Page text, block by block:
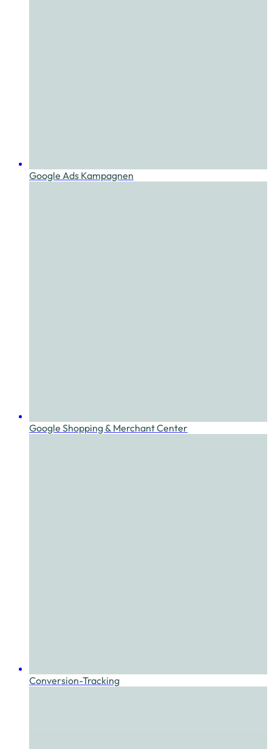
Google Ads Kampagnen
Google Shopping & Merchant Center
Conversion-Tracking